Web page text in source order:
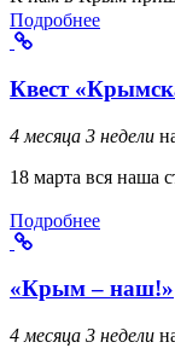
Подробнее
Квест
4 месяца 3 недели
18 марта вся наша
Подробнее
«Крым – наш!»
4 месяца 3 недели